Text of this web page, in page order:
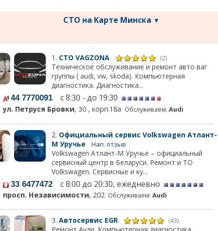
СТО на Карте Минска ▼
1. СТО VAGZONA (2)
Техническое обслуживание и ремонт авто ваг
группы ( audi, vw, skoda). Компьютерная
диагностика. Диагностика...
44 7770091 с 8:30 - до 19:30
ул. Петруся Бровки, 30 , корп.18a Обслуживаем: Audi
2. Официальный сервис Volkswagen Атлант-
М Уручье
Нап. отзыв
Volkswagen Атлант-М Уручье – официальный
сервисный центр в Беларуси. Ремонт и ТО
Volkswagen. Сервисные и ку...
33 6477472 с 8:00 до 20:30, ежедневно
просп. Независимости, 202 Обслуживаем: Audi
3. Автосервис EGR (43)